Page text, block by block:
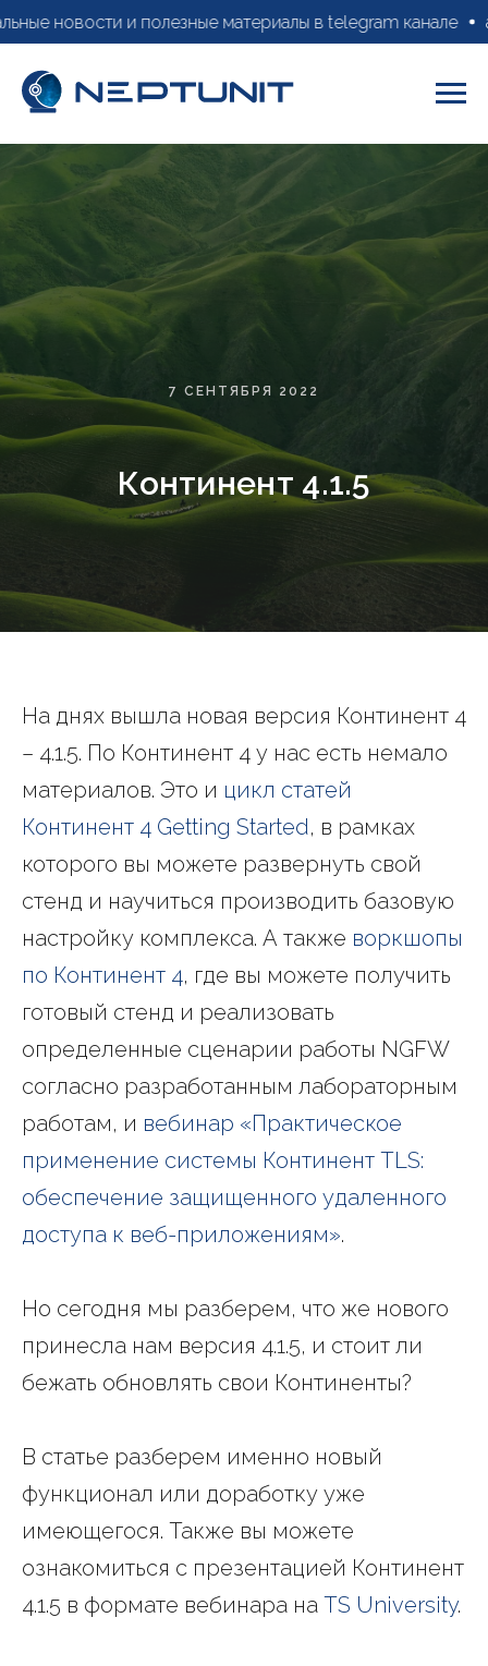
новости и полезные материалы в telegram канале
7 СЕНТЯБРЯ 2022
Континент 4.1.5
На днях вышла новая версия Континент 4
– 4.1.5. По Континент 4 у нас есть немало
материалов. Это и цикл статей
Континент 4 Getting Started, в рамках
которого вы можете развернуть свой
стенд и научиться производить базовую
настройку комплекса. А также воркшопы
по Континент 4, где вы можете получить
готовый стенд и реализовать
определенные сценарии работы NGFW
согласно разработанным лабораторным
работам, и вебинар «Практическое
применение системы Континент TLS:
обеспечение защищенного удаленного
доступа к веб-приложениям».
Но сегодня мы разберем, что же нового
принесла нам версия 4.1.5, и стоит ли
бежать обновлять свои Континенты?
В статье разберем именно новый
функционал или доработку уже
имеющегося. Также вы можете
ознакомиться с презентацией Континент
4.1.5 в формате вебинара на TS University.